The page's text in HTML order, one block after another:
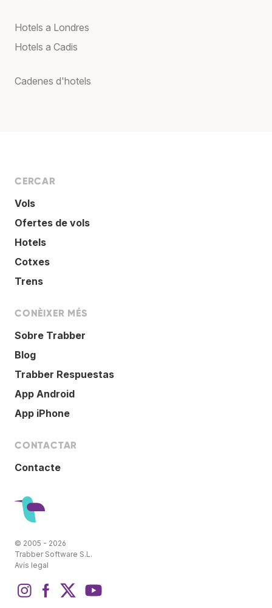
Hotels a Londres
Hotels a Cadis
Cadenes d'hotels
CERCAR
Vols
Ofertes de vols
Hotels
Cotxes
Trens
CONÈIXER MÉS
Sobre Trabber
Blog
Trabber Respuestas
App Android
App iPhone
CONTACTAR
Contacte
© 2005 - 2026
Trabber Software S.L.
Avís legal